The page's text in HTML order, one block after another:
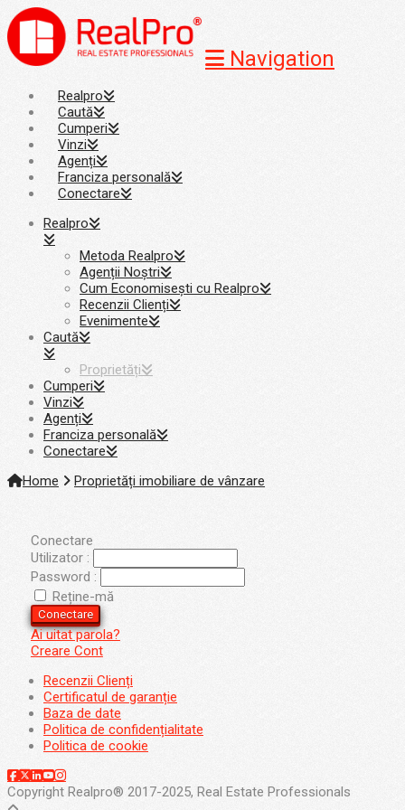
Navigation
Realpro
Caută
Cumperi
Vinzi
Agenți
Franciza personală
Conectare
Realpro
Metoda Realpro
Agenții Noștri
Cum Economisești cu Realpro
Recenzii Clienți
Evenimente
Caută
Proprietăți
Cumperi
Vinzi
Agenți
Franciza personală
Conectare
Home
Proprietăți imobiliare de vânzare
Conectare
Utilizator :
Password :
Reține-mă
Conectare
Ai uitat parola?
Creare Cont
Recenzii Clienți
Certificatul de garanție
Baza de date
Politica de confidențialitate
Politica de cookie
Copyright Realpro® 2017-2025, Real Estate Professionals